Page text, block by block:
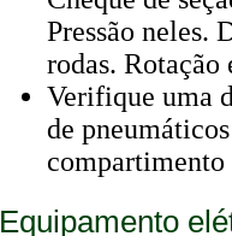
Pressão neles.
rodas. Rotação
Verifique uma
de
compartimento
Equipamento